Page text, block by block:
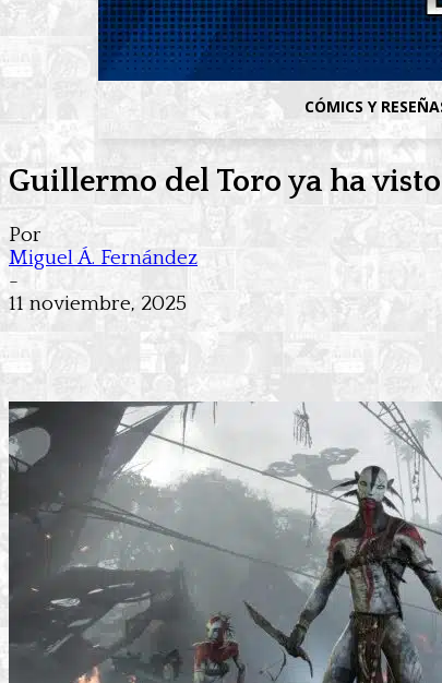
CÓMICS Y
Guillermo del Toro ya ha
Por
Miguel Á. Fernández
-
11 noviembre, 2025